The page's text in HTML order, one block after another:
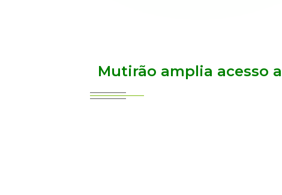
Mutirão amplia acesso